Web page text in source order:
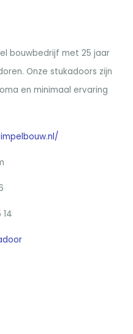
bouwbedrijf met 25 jaar
Onze stukadoors zijn
en minimaal ervaring